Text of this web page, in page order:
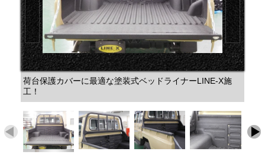
荷台保護カバーに最適な塗装式ベッドライナーLINE-X施
工！